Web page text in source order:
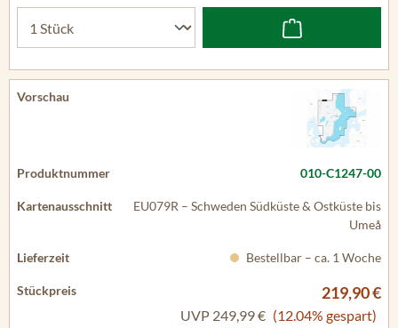
010-C1247-00
EU079R – Schweden Südküste & Ostküste bis
Umeå
Bestellbar – ca. 1 Woche
219,90 €
UVP 249,99 € (12.04% gespart)